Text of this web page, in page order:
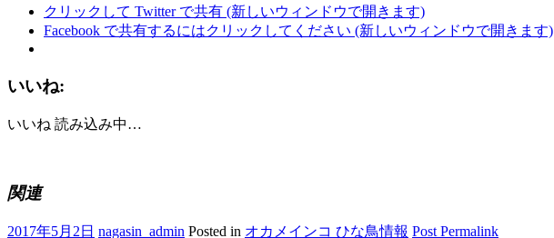
クリックして Twitter で共有 (新しいウィンドウで開きます)
Facebook で共有するにはクリックしてください (新しいウィンドウで開きます)
いいね:
いいね 読み込み中…
関連
2017年5月2日 nagasin_admin Posted in オカメインコ ひな鳥情報 Post Permalink